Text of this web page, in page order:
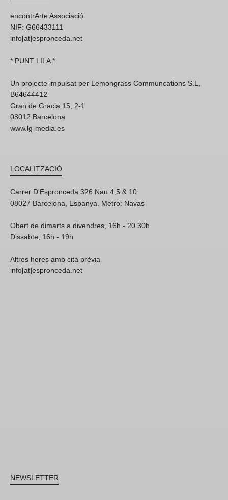
encontrArte Associació
NIF: G66433111
info[at]espronceda.net
* PUNT LILA *
Un projecte impulsat per Lemongrass Communcations S.L,
B64644412
Gran de Gracia 15, 2-1
08012 Barcelona
www.lg-media.es
LOCALITZACIÓ
Carrer D'Espronceda 326 Nau 4,5 & 10
08027 Barcelona, Espanya. Metro: Navas
Obert de dimarts a divendres, 16h - 20.30h
Dissabte, 16h - 19h
Altres hores amb cita prèvia
info[at]espronceda.net
NEWSLETTER